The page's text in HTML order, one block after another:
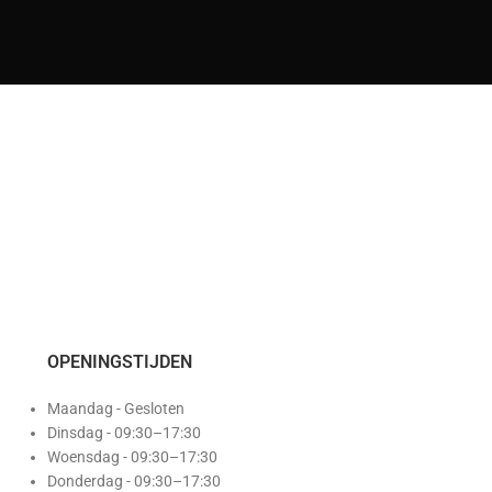
OPENINGSTIJDEN
Maandag - Gesloten
Dinsdag - 09:30–17:30
Woensdag - 09:30–17:30
Donderdag - 09:30–17:30